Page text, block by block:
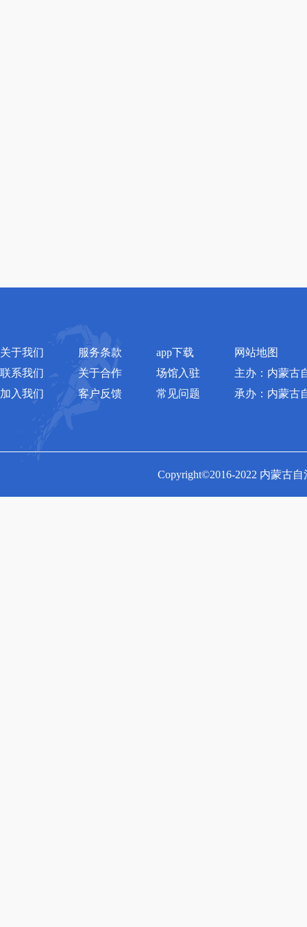
关于我们
联系我们
加入我们
服务条款
关于合作
客户反馈
app下载
场馆入驻
常见问题
网站地图
主办：内蒙古
承办：内蒙古
Copyright©2016-2022 内蒙古